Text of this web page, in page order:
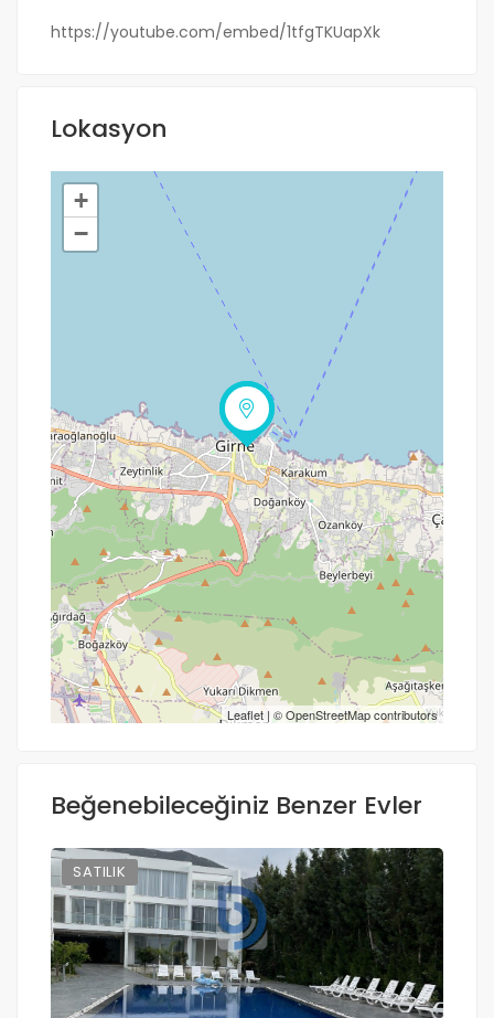
https://youtube.com/embed/1tfgTKUapXk
Lokasyon
+
−
Leaflet | ©OpenStreetMapcontributors
Yol tarifi al
Beğenebileceğiniz Benzer Evler
SATILIK